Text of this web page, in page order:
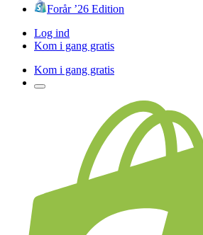
Forår ’26 Edition
Log ind
Kom i gang gratis
Kom i gang gratis